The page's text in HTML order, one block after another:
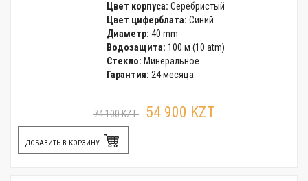
Цвет корпуса: Серебристый
Цвет циферблата: Синий
Диаметр: 40 mm
Водозащита: 100 м (10 atm)
Стекло: Минеральное
Гарантия: 24 месяца
74 100 KZT 54 900 KZT
ДОБАВИТЬ В КОРЗИНУ